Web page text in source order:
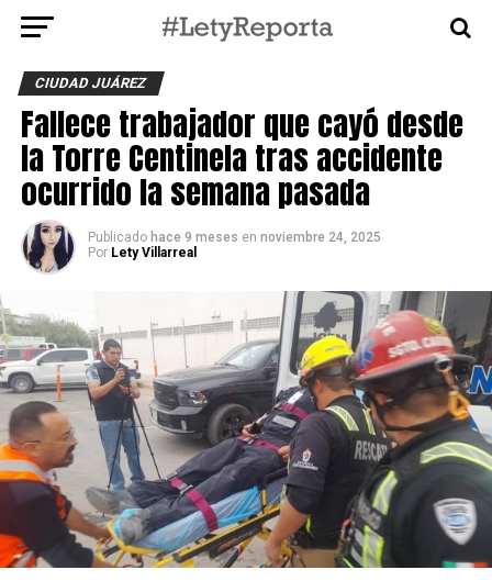
CIUDAD JUÁREZ
Fallece trabajador que cayó desde
la Torre Centinela tras accidente
ocurrido la semana pasada
Publicado hace 9 meses en noviembre 24, 2025
Por Lety Villarreal